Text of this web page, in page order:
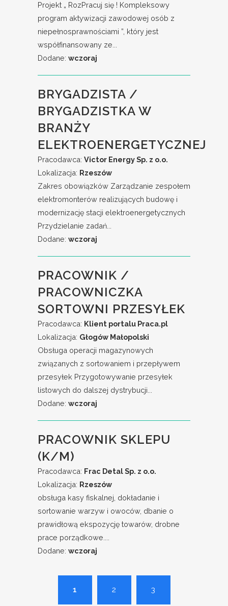
Projekt „ RozPracuj się ! Kompleksowy
program aktywizacji zawodowej osób z
niepełnosprawnościami ”, który jest
współfinansowany ze...
Dodane: wczoraj
BRYGADZISTA /
BRYGADZISTKA W
BRANŻY
ELEKTROENERGETYCZNEJ
Pracodawca: Victor Energy Sp. z o.o.
Lokalizacja: Rzeszów
Zakres obowiązków Zarządzanie zespołem
elektromonterów realizujących budowę i
modernizację stacji elektroenergetycznych
Przydzielanie zadań...
Dodane: wczoraj
PRACOWNIK /
PRACOWNICZKA
SORTOWNI PRZESYŁEK
Pracodawca: Klient portalu Praca.pl
Lokalizacja: Głogów Małopolski
Obsługa operacji magazynowych
związanych z sortowaniem i przepływem
przesyłek Przygotowywanie przesyłek
listowych do dalszej dystrybucji...
Dodane: wczoraj
PRACOWNIK SKLEPU
(K/M)
Pracodawca: Frac Detal Sp. z o.o.
Lokalizacja: Rzeszów
obsługa kasy fiskalnej, dokładanie i
sortowanie warzyw i owoców, dbanie o
prawidłową ekspozycję towarów, drobne
prace porządkowe....
Dodane: wczoraj
1 2 3